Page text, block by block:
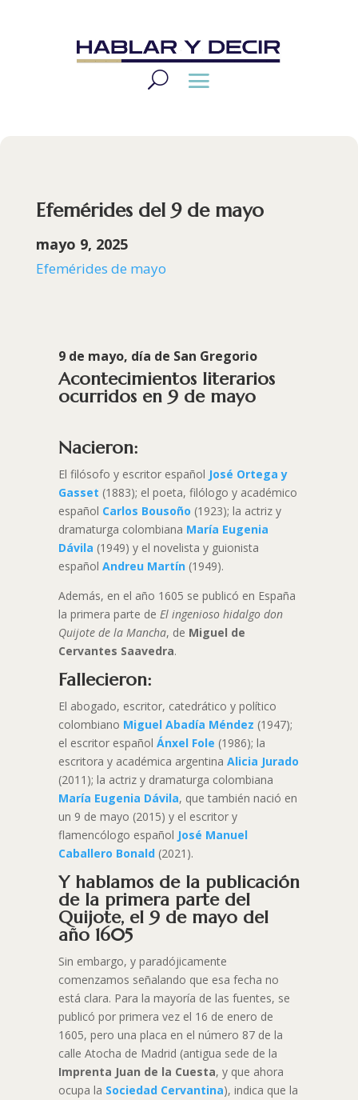
Efemérides del 9 de mayo
mayo 9, 2025
Efemérides de mayo
9 de mayo, día de San Gregorio
Acontecimientos literarios
ocurridos en 9 de mayo
Nacieron:
El filósofo y escritor español José Ortega y
Gasset (1883); el poeta, filólogo y académico
español Carlos Bousoño (1923); la actriz y
dramaturga colombiana María Eugenia
Dávila (1949) y el novelista y guionista
español Andreu Martín(1949).
Además, en el año 1605 se publicó en España
la primera parte de El ingenioso hidalgo don
Quijote de la Mancha, de Miguel de
Cervantes Saavedra.
Fallecieron:
El abogado, escritor, catedrático y político
colombiano Miguel Abadía Méndez (1947);
el escritor español Ánxel Fole (1986); la
escritora y académica argentina Alicia Jurado
(2011); la actriz y dramaturga colombiana
María Eugenia Dávila, que también nació en
un 9 de mayo (2015) y el escritor y
flamencólogo español José Manuel
Caballero Bonald(2021).
Y hablamos de la publicación
de la primera parte del
Quijote, el 9 de mayo del
año 1605
Sin embargo, y paradójicamente
comenzamos señalando que esa fecha no
está clara. Para la mayoría de las fuentes, se
publicó por primera vez el 16 de enero de
1605, pero una placa en el número 87 de la
calle Atocha de Madrid (antigua sede de la
Imprenta Juan de la Cuesta, y que ahora
ocupa la Sociedad Cervantina), indica que la